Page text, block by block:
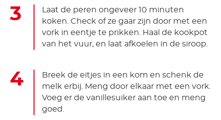
Laat de peren ongeveer 10 minuten
koken. Check of ze gaar zijn door met een
vork in eentje te prikken. Haal de kookpot
van het vuur, en laat afkoelen in de siroop.
Breek de eitjes in een kom en schenk de
melk erbij. Meng door elkaar met een vork.
Voeg er de vanillesuiker aan toe en meng
goed.